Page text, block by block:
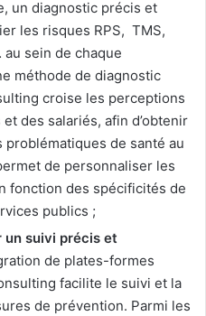
un diagnostic précis et
les risques RPS, TMS,
sein de chaque
méthode de diagnostic
croise les perceptions
des salariés, afin d’obtenir
problématiques de santé au
de personnaliser les
fonction des spécificités de
publics ;
un suivi précis et
de plates-formes
facilite le suivi et la
de prévention. Parmi les